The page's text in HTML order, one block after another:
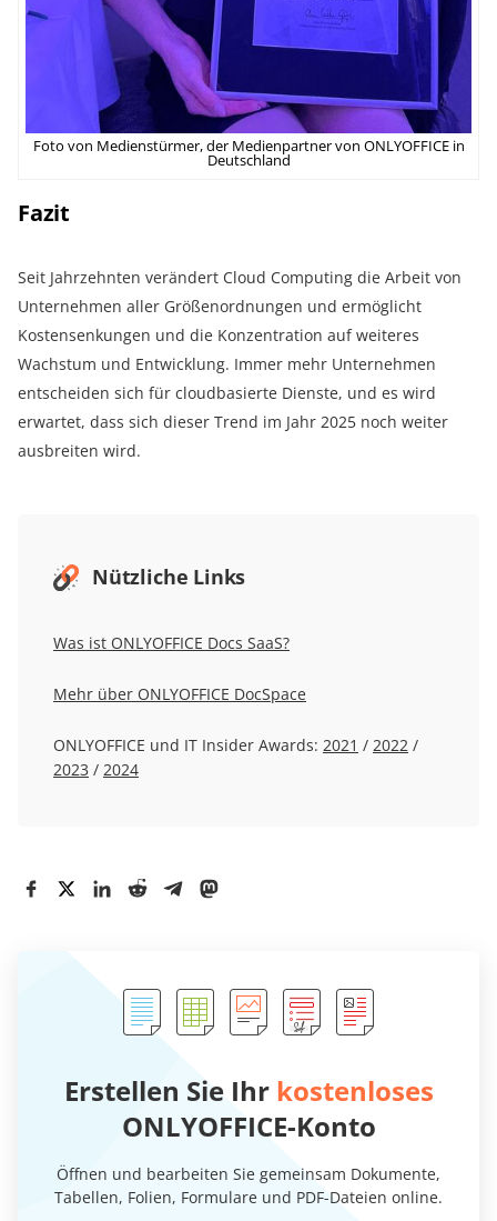
Foto von Medienstürmer, der Medienpartner von ONLYOFFICE in
Deutschland
Fazit
Seit Jahrzehnten verändert Cloud Computing die Arbeit von
Unternehmen aller Größenordnungen und ermöglicht
Kostensenkungen und die Konzentration auf weiteres
Wachstum und Entwicklung. Immer mehr Unternehmen
entscheiden sich für cloudbasierte Dienste, und es wird
erwartet, dass sich dieser Trend im Jahr 2025 noch weiter
ausbreiten wird.
Nützliche Links
Was ist ONLYOFFICE Docs SaaS?
Mehr über ONLYOFFICE DocSpace
ONLYOFFICE und IT Insider Awards: 2021 / 2022 /
2023 / 2024
Erstellen Sie Ihr kostenloses
ONLYOFFICE-Konto
Öffnen und bearbeiten Sie gemeinsam Dokumente,
Tabellen, Folien, Formulare und PDF-Dateien online.